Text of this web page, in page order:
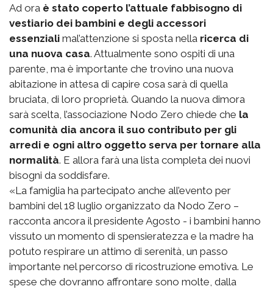
Ad ora è stato coperto l’attuale fabbisogno di
vestiario dei bambini e degli accessori
essenziali mal’attenzione si sposta nella ricerca di
una nuova casa. Attualmente sono ospiti di una
parente, ma è importante che trovino una nuova
abitazione in attesa di capire cosa sarà di quella
bruciata, di loro proprietà. Quando la nuova dimora
sarà scelta, l’associazione Nodo Zero chiede che la
comunità dia ancora il suo contributo per gli
arredi e ogni altro oggetto serva per tornare alla
normalità. E allora farà una lista completa dei nuovi
bisogni da soddisfare.
«La famiglia ha partecipato anche all’evento per
bambini del 18 luglio organizzato da Nodo Zero –
racconta ancora il presidente Agosto - i bambini hanno
vissuto un momento di spensieratezza e la madre ha
potuto respirare un attimo di serenità, un passo
importante nel percorso di ricostruzione emotiva. Le
spese che dovranno affrontare sono molte, dalla